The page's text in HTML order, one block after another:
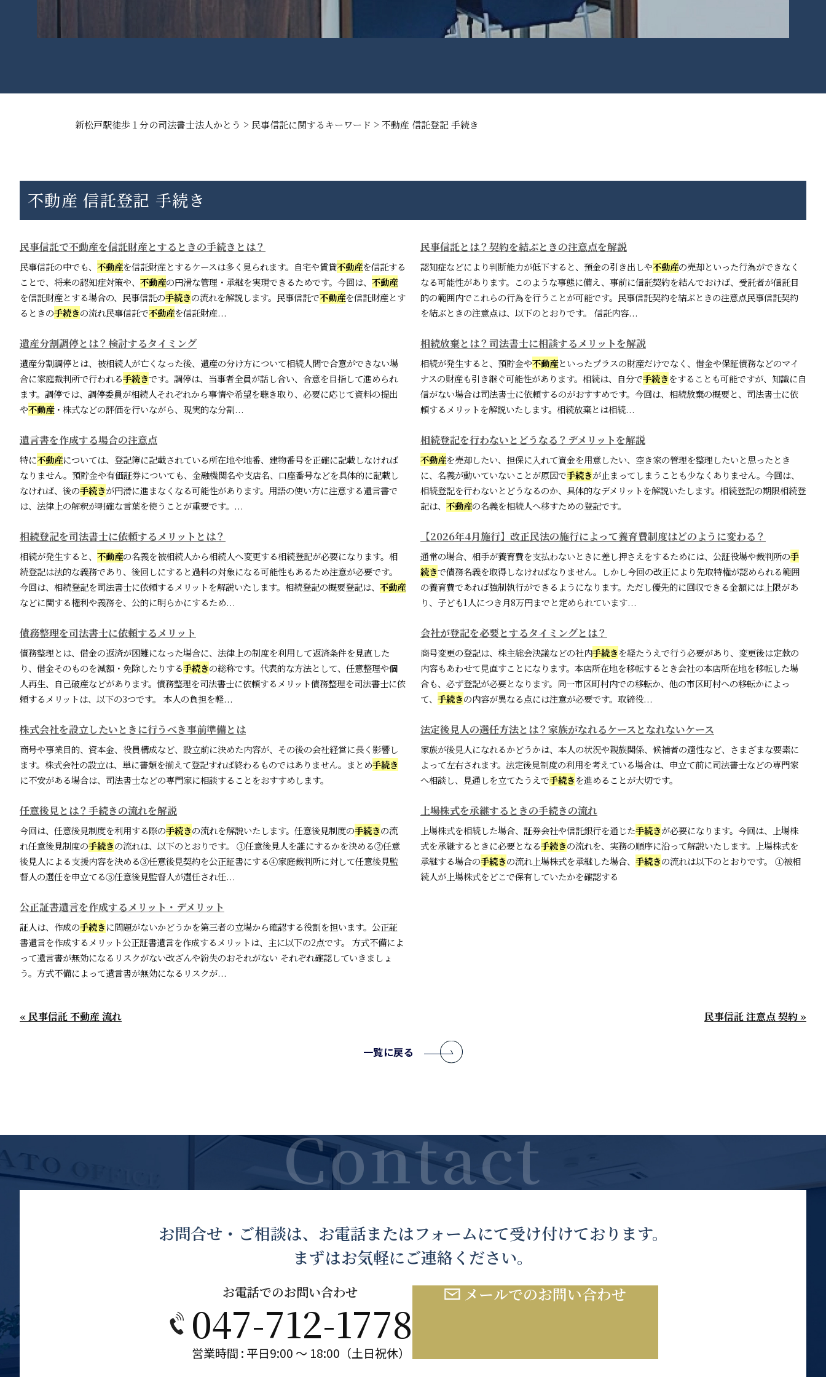
新松戸駅徒歩１分の司法書士法人かとう > 民事信託に関するキーワード > 不動産 信託登記 手続き
不動産 信託登記 手続き
民事信託で不動産を信託財産とするときの手続きとは？
民事信託の中でも、 不動産を信託財産とするケースは多く見られます。自宅や賃貸不動産を信託する
ことで、将来の認知症対策や、 不動産の円滑な管理・承継を実現できるためです。今回は、 不動産
を信託財産とする場合の、民事信託の手続きの流れを解説します。民事信託で不動産を信託財産とす
るときの手続きの流れ民事信託で不動産を信託財産...
民事信託とは？契約を結ぶときの注意点を解説
認知症などにより判断能力が低下すると、預金の引き出しや不動産の売却といった行為ができなく
なる可能性があります。このような事態に備え、事前に信託契約を結んでおけば、受託者が信託目
的の範囲内でこれらの行為を行うことが可能です。民事信託契約を結ぶときの注意点民事信託契約
を結ぶときの注意点は、以下のとおりです。 信託内容...
遺産分割調停とは？検討するタイミング
遺産分割調停とは、被相続人が亡くなった後、遺産の分け方について相続人間で合意ができない場
合に家庭裁判所で行われる手続きです。調停は、当事者全員が話し合い、合意を目指して進められ
ます。調停では、調停委員が相続人それぞれから事情や希望を聴き取り、必要に応じて資料の提出
や不動産・株式などの評価を行いながら、現実的な分割...
相続放棄とは？司法書士に相談するメリットを解説
相続が発生すると、預貯金や不動産といったプラスの財産だけでなく、借金や保証債務などのマイ
ナスの財産も引き継ぐ可能性があります。相続は、自分で手続きをすることも可能ですが、知識に自
信がない場合は司法書士に依頼するのがおすすめです。今回は、相続放棄の概要と、司法書士に依
頼するメリットを解説いたします。相続放棄とは相続...
遺言書を作成する場合の注意点
特に不動産については、登記簿に記載されている所在地や地番、建物番号を正確に記載しなければ
なりません。預貯金や有価証券についても、金融機関名や支店名、口座番号などを具体的に記載し
なければ、後の手続きが円滑に進まなくなる可能性があります。用語の使い方に注意する遺言書で
は、法律上の解釈が明確な言葉を使うことが重要です。...
相続登記を行わないとどうなる？デメリットを解説
不動産を売却したい、担保に入れて資金を用意したい、空き家の管理を整理したいと思ったとき
に、名義が動いていないことが原因で手続きが止まってしまうことも少なくありません。今回は、
相続登記を行わないとどうなるのか、具体的なデメリットを解説いたします。相続登記の期限相続登
記は、 不動産の名義を相続人へ移すための登記です。
相続登記を司法書士に依頼するメリットとは？
相続が発生すると、 不動産の名義を被相続人から相続人へ変更する相続登記が必要になります。相
続登記は法的な義務であり、後回しにすると過料の対象になる可能性もあるため注意が必要です。
今回は、相続登記を司法書士に依頼するメリットを解説いたします。相続登記の概要登記は、 不動産
などに関する権利や義務を、公的に明らかにするため...
【2026年4月施行】改正民法の施行によって養育費制度はどのように変わる？
通常の場合、相手が養育費を支払わないときに差し押さえをするためには、公証役場や裁判所の手
続きで債務名義を取得しなければなりません。しかし今回の改正により先取特権が認められる範囲
の養育費であれば強制執行ができるようになります。ただし優先的に回収できる金額には上限があ
り、子ども1人につき月8万円までと定められています...
債務整理を司法書士に依頼するメリット
債務整理とは、借金の返済が困難になった場合に、法律上の制度を利用して返済条件を見直した
り、借金そのものを減額・免除したりする手続きの総称です。代表的な方法として、任意整理や個
人再生、自己破産などがあります。債務整理を司法書士に依頼するメリット債務整理を司法書士に依
頼するメリットは、以下の3つです。 本人の負担を軽...
会社が登記を必要とするタイミングとは？
商号変更の登記は、株主総会決議などの社内手続きを経たうえで行う必要があり、変更後は定款の
内容もあわせて見直すことになります。本店所在地を移転するとき会社の本店所在地を移転した場
合も、必ず登記が必要となります。同一市区町村内での移転か、他の市区町村への移転かによっ
て、 手続きの内容が異なる点には注意が必要です。取締役...
株式会社を設立したいときに行うべき事前準備とは
商号や事業目的、資本金、役員構成など、設立前に決めた内容が、その後の会社経営に長く影響し
ます。株式会社の設立は、単に書類を揃えて登記すれば終わるものではありません。まとめ手続き
に不安がある場合は、司法書士などの専門家に相談することをおすすめします。
法定後見人の選任方法とは？家族がなれるケースとなれないケース
家族が後見人になれるかどうかは、本人の状況や親族関係、候補者の適性など、さまざまな要素に
よって左右されます。法定後見制度の利用を考えている場合は、申立て前に司法書士などの専門家
へ相談し、見通しを立てたうえで手続きを進めることが大切です。
任意後見とは？手続きの流れを解説
今回は、任意後見制度を利用する際の手続きの流れを解説いたします。任意後見制度の手続きの流
れ任意後見制度の手続きの流れは、以下のとおりです。 ①任意後見人を誰にするかを決める②任意
後見人による支援内容を決める③任意後見契約を公正証書にする④家庭裁判所に対して任意後見監
督人の選任を申立てる⑤任意後見監督人が選任され任...
上場株式を承継するときの手続きの流れ
上場株式を相続した場合、証券会社や信託銀行を通じた手続きが必要になります。今回は、上場株
式を承継するときに必要となる手続きの流れを、実務の順序に沿って解説いたします。上場株式を
承継する場合の手続きの流れ上場株式を承継した場合、 手続きの流れは以下のとおりです。 ①被相
続人が上場株式をどこで保有していたかを確認する
公正証書遺言を作成するメリット・デメリット
証人は、作成の手続きに問題がないかどうかを第三者の立場から確認する役割を担います。公正証
書遺言を作成するメリット公正証書遺言を作成するメリットは、主に以下の2点です。 方式不備によ
って遺言書が無効になるリスクがない改ざんや紛失のおそれがない それぞれ確認していきましょ
う。方式不備によって遺言書が無効になるリスクが...
« 民事信託 不動産 流れ 民事信託 注意点 契約 »
一覧に戻る
お問合せ・ご相談は、お電話またはフォームにて受け付けております。
まずはお気軽にご連絡ください。
お電話でのお問い合わせ
047-712-1778
営業時間 : 平日9:00 ～ 18:00（土日祝休）
メールでのお問い合わせ